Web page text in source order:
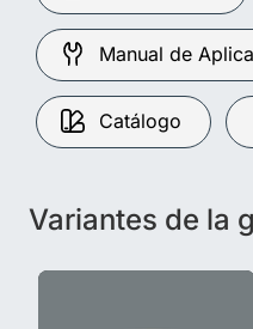
Manual de
Catálogo
Variantes de la